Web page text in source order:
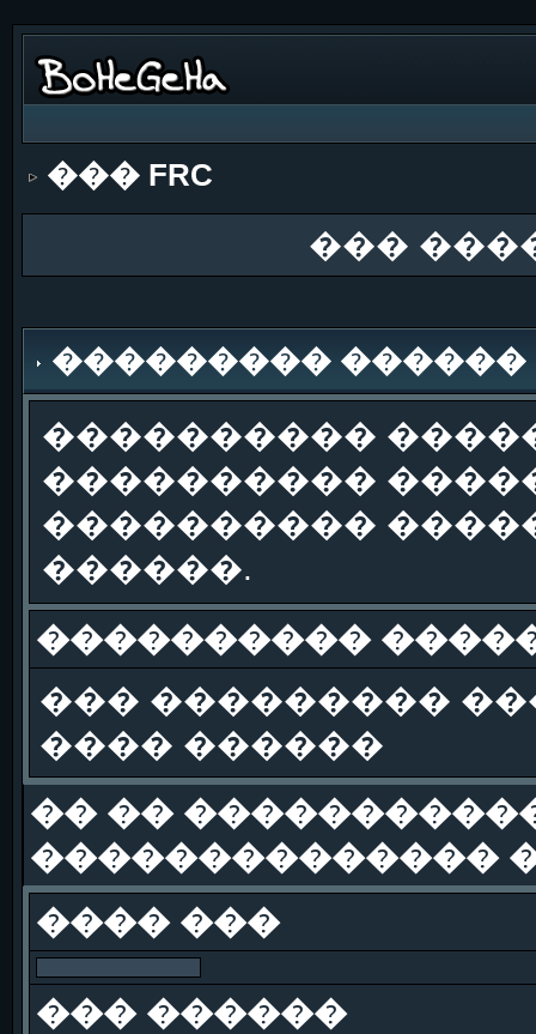
��� FRC
���
��������� ������
����������
����������
����������
������.
����������
��� ���������
���� ������
�� ��
��������������
���� ���
��� ������